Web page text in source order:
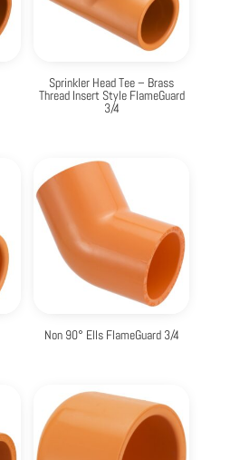
Sprinkler Head Tee – Brass
Thread Insert Style FlameGuard
3/4
Non 90° Ells FlameGuard 3/4